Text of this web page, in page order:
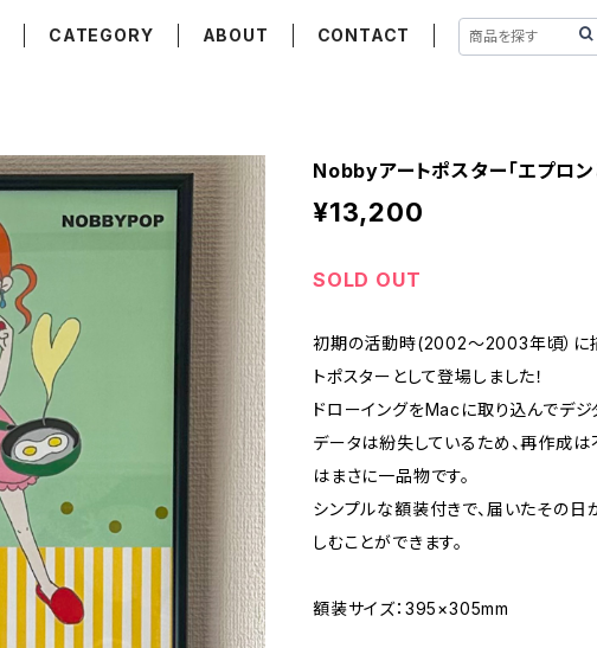
CATEGORY ABOUT CONTACT
Nobbyアートポスター「エプロン
¥13,200
SOLD OUT
初期の活動時(2002〜2003年頃）に
トポスターとして登場しました！
ドローイングをMacに取り込んでデジ
データは紛失しているため、再作成
はまさに一品物です。
シンプルな額装付きで、届いたその日
しむことができます。
額装サイズ：395×305mm